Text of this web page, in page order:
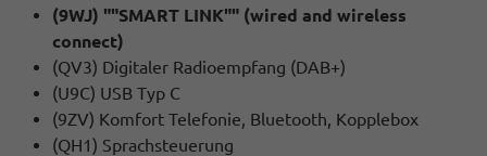
(9WJ) ""SMART LINK"" (wired and wireless
connect)
(QV3) Digitaler Radioempfang (DAB+)
(U9C) USB Typ C
(9ZV) Komfort Telefonie, Bluetooth, Kopplebox
(QH1) Sprachsteuerung